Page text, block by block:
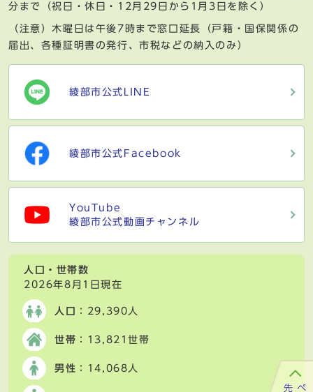
分まで（祝日・休日・12月29日から1月3日を除く）
（注意）木曜日は午後7時まで窓口延長（戸籍・国保関係の
届出、各種証明書の発行、市税などの納入のみ）
綾部市公式LINE
綾部市公式Facebook
YouTube
綾部市公式動画チャンネル
人口・世帯数
2026年8月1日現在
人口 ：29,390人
世帯 ：13,821世帯
男性 ：14,068人